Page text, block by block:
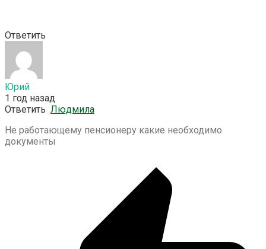
Ответить
Юрий
1 год назад
Ответить Людмила
Не работающему пенсионеру какие необходимо
документы